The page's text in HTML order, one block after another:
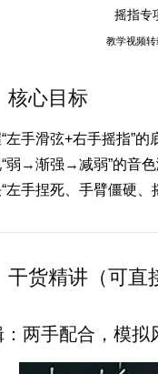
摇指专
教学视频
核心目标
“左手滑弦+右手摇指”
“弱→渐强→减弱”的音
“左手捏死、手臂僵硬
货精讲（可直
两手配合，模拟